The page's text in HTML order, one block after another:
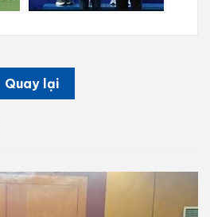
Quay lại